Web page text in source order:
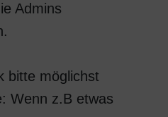
Admins
bitte möglichst
Wenn z.B etwas